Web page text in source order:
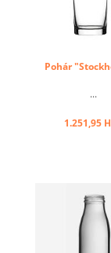
Pohár
...
1.251,95